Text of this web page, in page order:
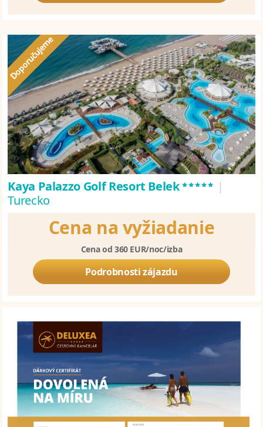
Kaya Palazzo Golf Resort Belek***** |
Turecko
Cena na vyžiadanie
Cena od 360 EUR/noc/izba
Podrobnosti zájazdu